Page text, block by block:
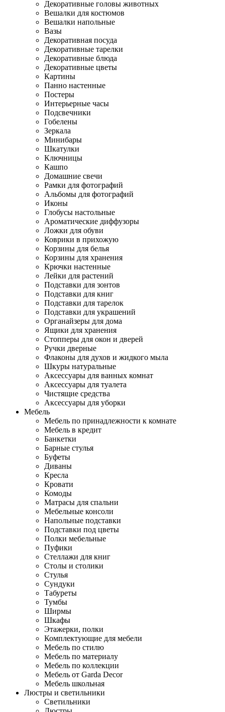
Декоративные головы животных
Вешалки для костюмов
Вешалки напольные
Вазы
Декоративная посуда
Декоративные тарелки
Декоративные блюда
Декоративные цветы
Картины
Панно настенные
Постеры
Интерьерные часы
Подсвечники
Гобелены
Зеркала
Минибары
Шкатулки
Ключницы
Кашпо
Домашние свечи
Рамки для фотографий
Альбомы для фотографий
Иконы
Глобусы настольные
Ароматические диффузоры
Ложки для обуви
Коврики в прихожую
Корзины для белья
Корзины для хранения
Крючки настенные
Лейки для растений
Подставки для зонтов
Подставки для книг
Подставки для тарелок
Подставки для украшений
Органайзеры для дома
Ящики для хранения
Стопперы для окон и дверей
Ручки дверные
Флаконы для духов и жидкого мыла
Шкуры натуральные
Аксессуары для ванных комнат
Аксессуары для туалета
Чистящие средства
Аксессуары для уборки
Мебель
Мебель по принадлежности к комнате
Мебель в кредит
Банкетки
Барные стулья
Буфеты
Диваны
Кресла
Кровати
Комоды
Матрасы для спальни
Мебельные консоли
Напольные подставки
Подставки под цветы
Полки мебельные
Пуфики
Стеллажи для книг
Столы и столики
Стулья
Сундуки
Табуреты
Тумбы
Ширмы
Шкафы
Этажерки, полки
Комплектующие для мебели
Мебель по стилю
Мебель по материалу
Мебель по коллекции
Мебель от Garda Decor
Мебель школьная
Люстры и светильники
Светильники